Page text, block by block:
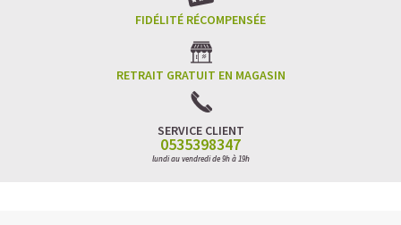
FIDÉLITÉ RÉCOMPENSÉE
RETRAIT GRATUIT EN MAGASIN
SERVICE CLIENT
0535398347
lundi au vendredi de 9h à 19h